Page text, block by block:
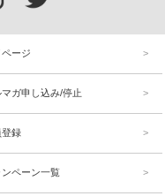
ページ
マガ申し込み/停止
録
ンペーン一覧